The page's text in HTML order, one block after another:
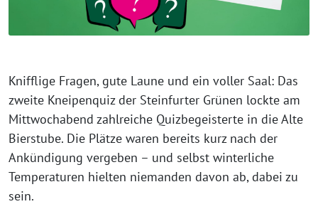
Knifflige Fragen, gute Laune und ein voller Saal: Das
zweite Kneipenquiz der Steinfurter Grünen lockte am
Mittwochabend zahlreiche Quizbegeisterte in die Alte
Bierstube. Die Plätze waren bereits kurz nach der
Ankündigung vergeben – und selbst winterliche
Temperaturen hielten niemanden davon ab, dabei zu
sein.